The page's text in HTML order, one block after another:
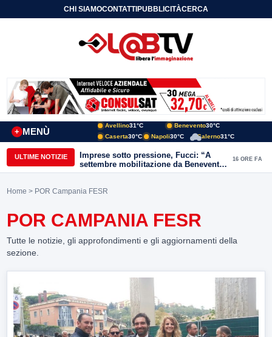
CHI SIAMOCONTATTIPUBBLICITÀCERCA
MENÙ
+
Avellino31°C Benevento30°C
Caserta30°C Napoli30°C Salerno31°C
ULTIME NOTIZIE
Guardia Sanframondi, giovane ferito
con un coltello dopo una lite:
individuato il presunto autore
16 ORE FA
Home > POR Campania FESR
POR CAMPANIA FESR
Tutte le notizie, gli approfondimenti e gli aggiornamenti della
sezione.